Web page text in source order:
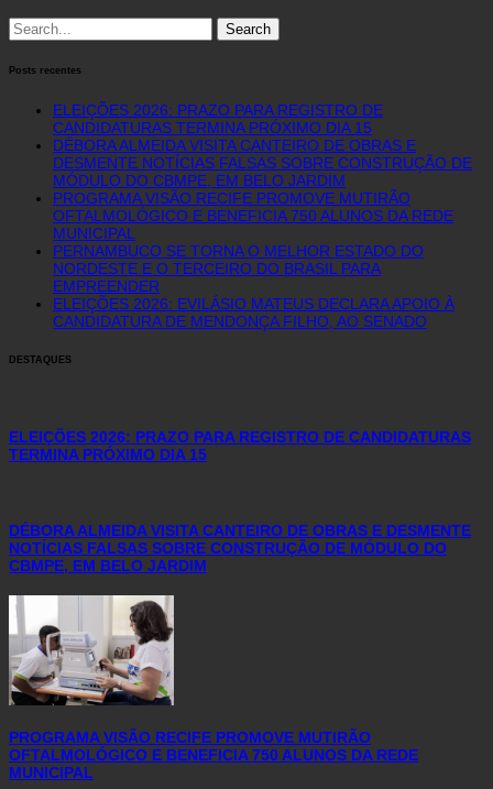
Search
for:
Posts recentes
ELEIÇÕES 2026: PRAZO PARA REGISTRO DE
CANDIDATURAS TERMINA PRÓXIMO DIA 15
DÉBORA ALMEIDA VISITA CANTEIRO DE OBRAS E
DESMENTE NOTÍCIAS FALSAS SOBRE CONSTRUÇÃO DE
MÓDULO DO CBMPE, EM BELO JARDIM
PROGRAMA VISÃO RECIFE PROMOVE MUTIRÃO
OFTALMOLÓGICO E BENEFICIA 750 ALUNOS DA REDE
MUNICIPAL
PERNAMBUCO SE TORNA O MELHOR ESTADO DO
NORDESTE E O TERCEIRO DO BRASIL PARA
EMPREENDER
ELEIÇÕES 2026: EVILÁSIO MATEUS DECLARA APOIO À
CANDIDATURA DE MENDONÇA FILHO, AO SENADO
DESTAQUES
ELEIÇÕES 2026: PRAZO PARA REGISTRO DE CANDIDATURAS
TERMINA PRÓXIMO DIA 15
DÉBORA ALMEIDA VISITA CANTEIRO DE OBRAS E DESMENTE
NOTÍCIAS FALSAS SOBRE CONSTRUÇÃO DE MÓDULO DO
CBMPE, EM BELO JARDIM
PROGRAMA VISÃO RECIFE PROMOVE MUTIRÃO
OFTALMOLÓGICO E BENEFICIA 750 ALUNOS DA REDE
MUNICIPAL